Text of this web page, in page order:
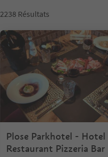
2238 Résultats
Plose Parkhotel - Hotel
Restaurant Pizzeria Bar